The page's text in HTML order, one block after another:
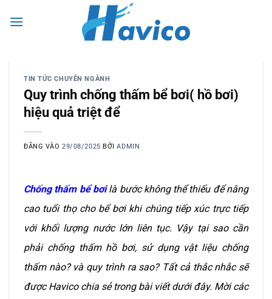
qua
TIN TỨC CHUYÊN NGÀNH
Quy trình chống thấm bể bơi( hồ bơi)
hiệu quả triệt để
ĐĂNG VÀO29/08/2025 BỞIADMIN
Chống thấm bể bơilà bước không thể thiếu để nâng
cao tuổi thọ cho bể bơi khi chúng tiếp xúc trực tiếp
với khối lượng nước lớn liên tục. Vậy tại sao cần
phải chống thấm hồ bơi, sử dụng vật liệu chống
thấm nào? và quy trình ra sao? Tất cả thắc nhắc sẽ
được Havico chia sẻ trong bài viết dưới đây. Mời các